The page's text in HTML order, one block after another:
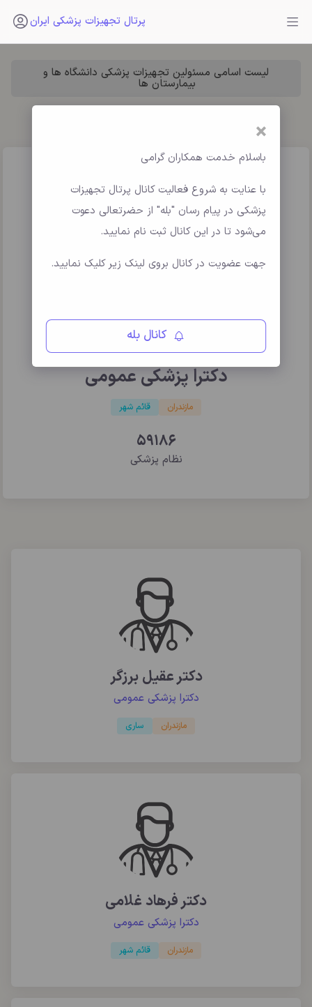
پرتال تجهیزات پزشکی ایران
لیست اسامی مسئولین تجهیزات پزشکی دانشگاه ها و
بیمارستان ها
دکتر فرهاد غلامی
دکترا پزشکی عمومی
مازندران قائم شهر
59186
نظام پزشکی
دکتر عقیل برزگر
دکترا پزشکی عمومی
مازندران ساری
دکتر فرهاد غلامی
دکترا پزشکی عمومی
مازندران قائم شهر
×
باسلام خدمت همکاران گرامی
با عنایت به شروع فعالیت کانال پرتال تجهیزات
پزشکی در پیام رسان "بله" از حضرتعالی دعوت
می‌شود تا در این کانال ثبت نام نمایید.
جهت عضویت در کانال بروی لینک زیر کلیک نمایید.
کانال بله